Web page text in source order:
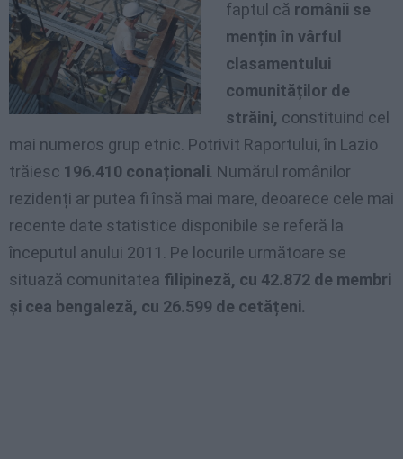
faptul că românii se
mențin în vârful
clasamentului
comunităților de
străini, constituind cel
mai numeros grup etnic. Potrivit Raportului, în Lazio
trăiesc 196.410 conaționali. Numărul românilor
rezidenți ar putea fi însă mai mare, deoarece cele mai
recente date statistice disponibile se referă la
începutul anului 2011. Pe locurile următoare se
situază comunitatea filipineză, cu 42.872 de membri
și cea bengaleză, cu 26.599 de cetățeni.